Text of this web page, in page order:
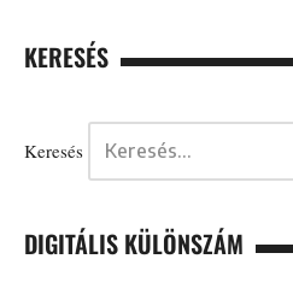
KERESÉS
Keresés
DIGITÁLIS KÜLÖNSZÁM